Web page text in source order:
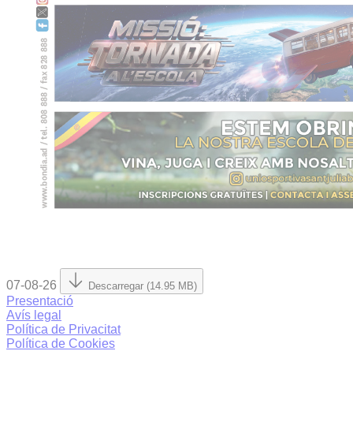
07-08-26 Descarregar (14.95 MB)
Presentació
Avís legal
Política de Privacitat
Política de Cookies